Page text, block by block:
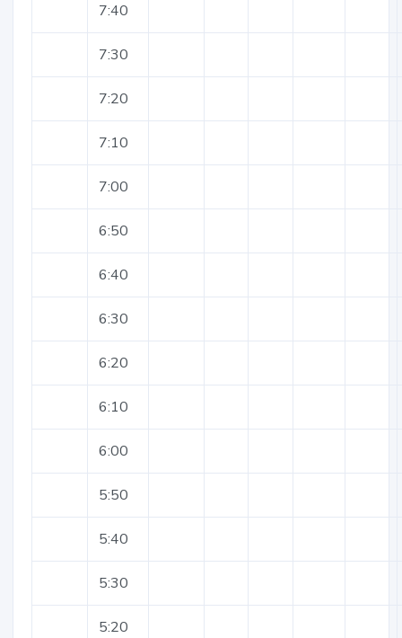
7:40
7:30
7:20
7:10
7:00
6:50
6:40
6:30
6:20
6:10
6:00
5:50
5:40
5:30
5:20